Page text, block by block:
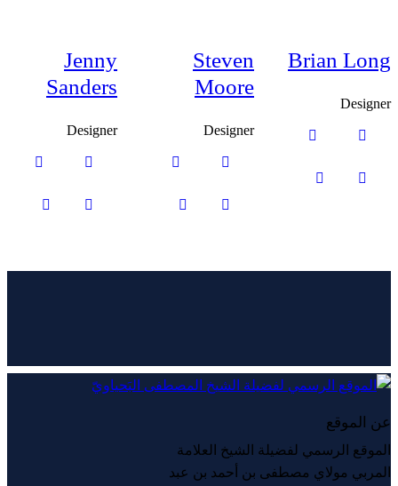
Brian Long
Designer
Steven
Moore
Designer
Jenny
Sanders
Designer
عن الموقع
الموقع الرسمي لفضيلة الشيخ العلامة
المربي مولاي مصطفى بن أحمد بن عبد